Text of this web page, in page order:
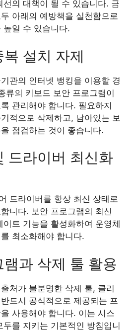
선의 대책이 될 수 있습니다. 금
아래의 예방책을 실천함으로
높일 수 있습니다.
설치 자제
관의 인터넷 뱅킹을 이용할 경
류의 키보드 보안 프로그램이
관리해야 합니다. 필요하지
적으로 삭제하고, 남아있는 보
점검하는 것이 좋습니다.
드라이버 최신화
드라이버를 항상 최신 상태로
니다. 보안 프로그램의 최신
트 기능을 활성화하여 운영체
최소화해야 합니다.
과 삭제 툴 활용
처가 불분명한 삭제 툴, 클리
드시 공식적으로 제공되는 프
사용해야 합니다. 이는 시스
를 지키는 기본적인 방침입니